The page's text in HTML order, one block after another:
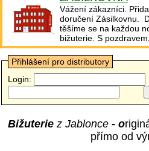
Vážení zákazníci.
doručení Zásilkovnu.
těšíme se na každou
bižuterie. S
Přihlášení pro distributory
Login:
Bižuteriez Jablonce - o
přímo od